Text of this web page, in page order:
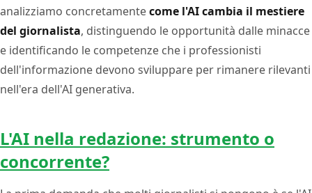
analizziamo concretamentecome l'AI cambia il mestiere
del giornalista, distinguendo le opportunità dalle minacce
e identificando le competenze che i professionisti
dell'informazione devono sviluppare per rimanere rilevanti
nell'era dell'AI generativa.
L'AI nella redazione: strumento o
concorrente?